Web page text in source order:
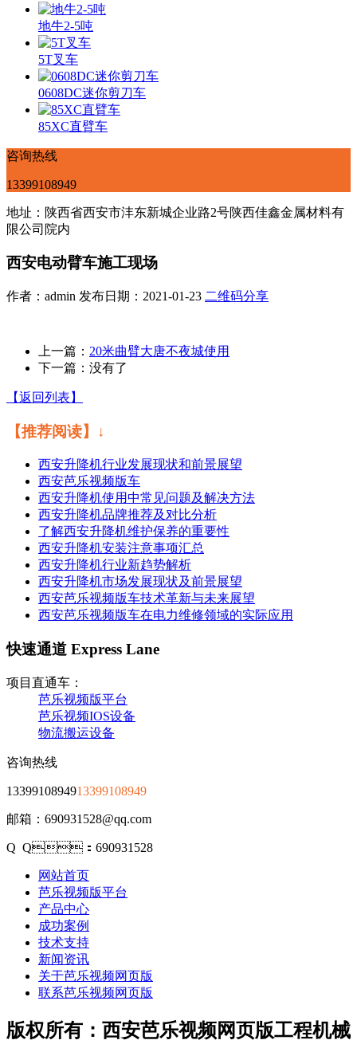
地牛2-5吨
5T叉车
0608DC迷你剪刀车
85XC直臂车
咨询热线
13399108949
地址：陕西省西安市沣东新城企业路2号陕西佳鑫金属材料有
限公司院内
西安电动臂车施工现场
作者：admin 发布日期：2021-01-23 二维码分享
上一篇： 20米曲臂大唐不夜城使用
下一篇：没有了
【返回列表】
【推荐阅读】↓
西安升降机行业发展现状和前景展望
西安芭乐视频版车
西安升降机使用中常见问题及解决方法
西安升降机品牌推荐及对比分析
了解西安升降机维护保养的重要性
西安升降机安装注意事项汇总
西安升降机行业新趋势解析
西安升降机市场发展现状及前景展望
西安芭乐视频版车技术革新与未来展望
西安芭乐视频版车在电力维修领域的实际应用
快速通道 Express Lane
项目直通车：
芭乐视频版平台
芭乐视频IOS设备
物流搬运设备
咨询热线
1339910894913399108949
邮箱：690931528@qq.com
Q Q：690931528
网站首页
芭乐视频版平台
产品中心
成功案例
技术支持
新闻资讯
关于芭乐视频网页版
联系芭乐视频网页版
版权所有：西安芭乐视频网页版工程机械